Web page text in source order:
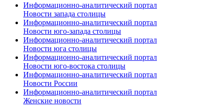
Информационно-аналитический портал
Новости запада столицы
Информационно-аналитический портал
Новости юго-запада столицы
Информационно-аналитический портал
Новости юга столицы
Информационно-аналитический портал
Новости юго-востока столицы
Информационно-аналитический портал
Новости России
Информационно-аналитический портал
Женские новости